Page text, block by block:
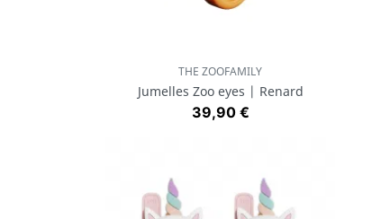
 Aperçu rapide
THE ZOOFAMILY
Jumelles Zoo eyes | Renard
Prix
39,90 €